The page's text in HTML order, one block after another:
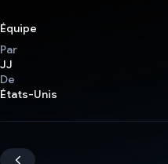
Équipe
Par
JJ
De
États-Unis